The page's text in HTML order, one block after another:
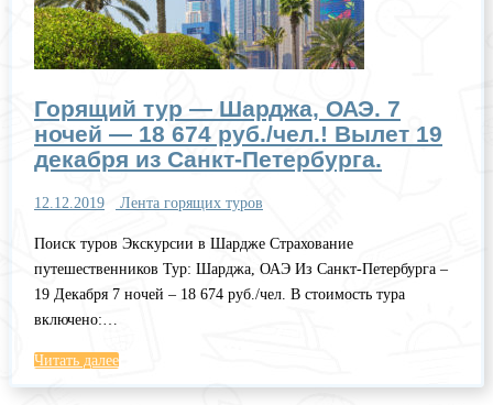
Горящий тур — Шарджа, ОАЭ. 7
ночей — 18 674 руб./чел.! Вылет 19
декабря из Санкт-Петербурга.
12.12.2019 Лента горящих туров
Поиск туров Экскурсии в Шардже Страхование
путешественников Тур: Шарджа, ОАЭ Из Санкт-Петербурга –
19 Декабря 7 ночей – 18 674 руб./чел. В стоимость тура
включено:…
Читать далее